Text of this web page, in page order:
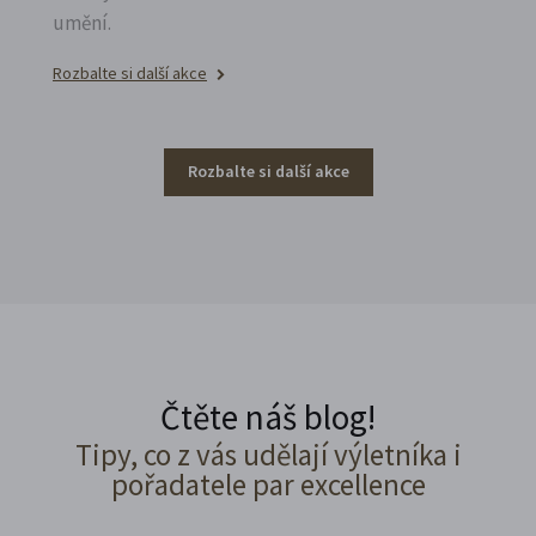
umění.
Rozbalte si další akce
Rozbalte si další akce
Čtěte náš blog!
Tipy, co z vás udělají výletníka i
pořadatele par excellence